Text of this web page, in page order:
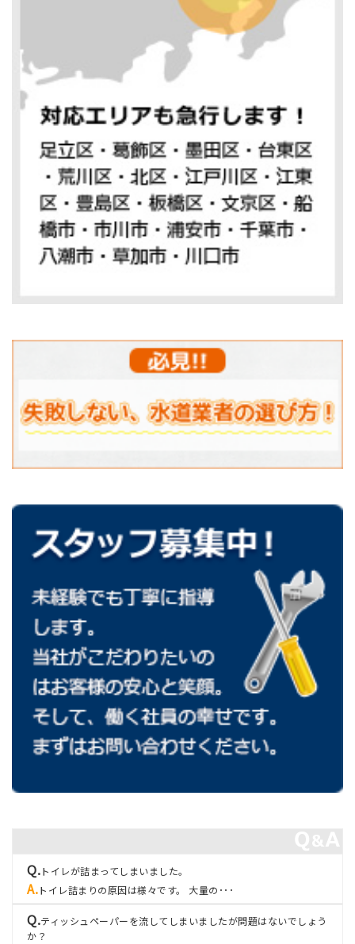
トイレが詰まってしまいました。
トイレ詰まりの原因は様々です。 大量の･･･
ティッシュペーパーを流してしまいましたが問題はないでしょう
か？